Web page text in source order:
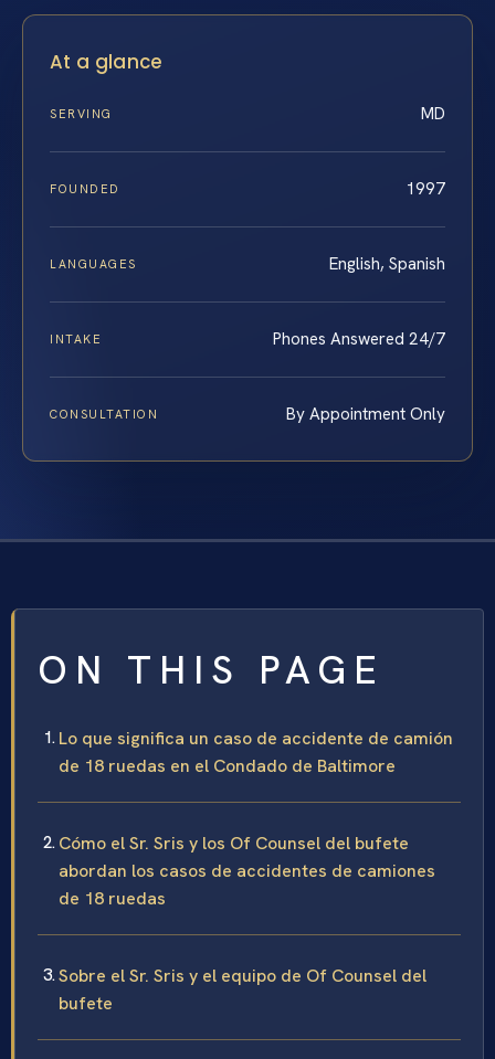
At a glance
SERVING MD
FOUNDED 1997
LANGUAGES English, Spanish
INTAKE Phones Answered 24/7
CONSULTATION By Appointment Only
ON THIS PAGE
Lo que significa un caso de accidente de camión
de 18 ruedas en el Condado de Baltimore
Cómo el Sr. Sris y los Of Counsel del bufete
abordan los casos de accidentes de camiones
de 18 ruedas
Sobre el Sr. Sris y el equipo de Of Counsel del
bufete